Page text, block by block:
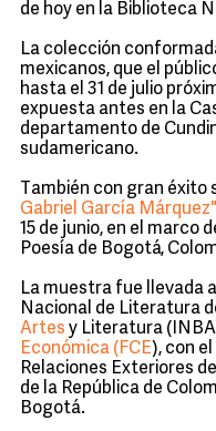
de hoy en la Biblioteca
La colección
mexicanos, que el
hasta el 31 de julio
expuesta antes en la
departamento de
sudamericano.
También con gran
Gabriel García Márquez"
15 de junio, en el marco
Poesía de Bogotá,
La muestra fue llevada
Nacional de Literatura
Artes y Literatura
Económica (FCE), con
Relaciones Exteriores
de la República de
Bogotá.